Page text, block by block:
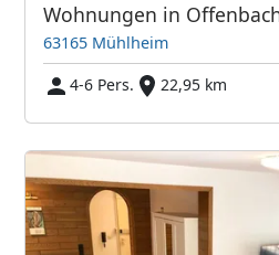
63165 Mühlheim
4-6 Pers.
22,95 km